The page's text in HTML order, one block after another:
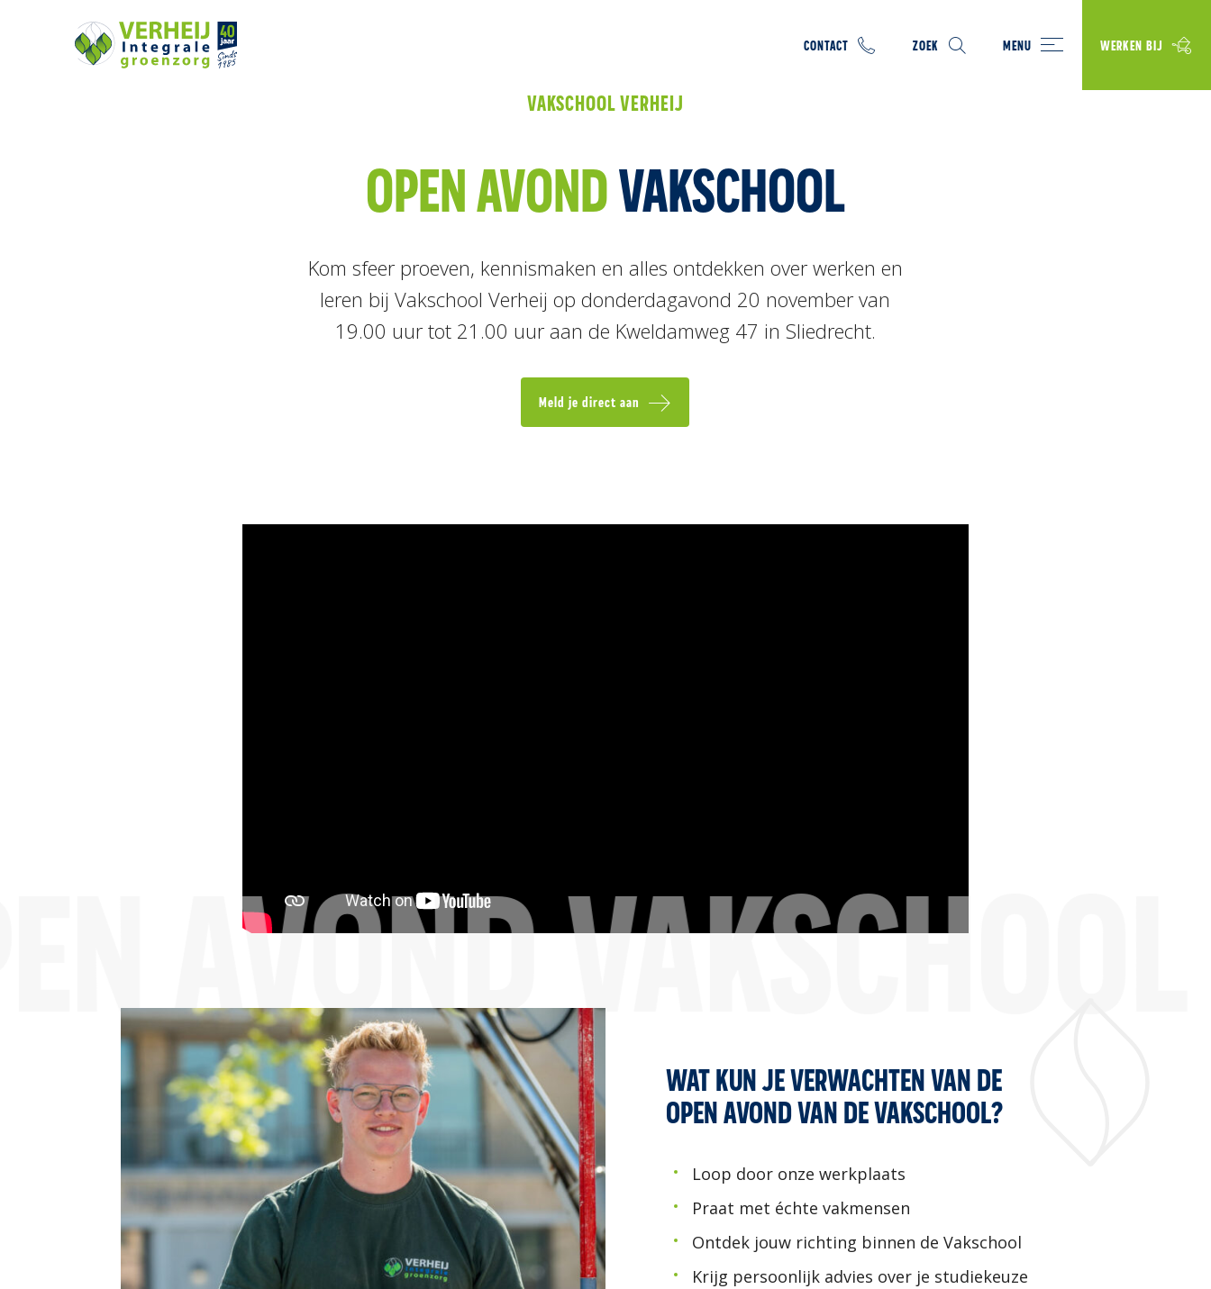
CONTACT ZOEK MENU WERKEN BIJ
VAKSCHOOL VERHEIJ
OPEN AVONDVAKSCHOOL
Kom sfeer proeven, kennismaken en alles ontdekken over werken en
leren bij Vakschool Verheij op donderdagavond 20 november van
19.00 uur tot 21.00 uur aan de Kweldamweg 47 in Sliedrecht.
Meld je direct aan
AVOND VAKSCHOOL
WAT KUN JE VERWACHTEN VAN DE
OPEN AVOND VAN DE VAKSCHOOL?
Loop door onze werkplaats
Praat met échte vakmensen
Ontdek jouw richting binnen de Vakschool
Krijg persoonlijk advies over je studiekeuze